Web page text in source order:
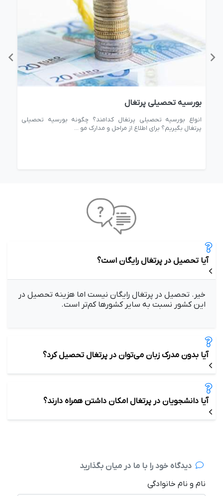
بورسیه تحصیلی پرتغال
انواع بورسیه تحصیلی پرتغال کدامند؟ چگونه بورسیه تحصیلی
پرتغال بگیریم؟ برای اطلاع از مراحل و مدارک مو ...
آیا تحصیل در پرتغال رایگان است؟
خیر. تحصیل در پرتغال رایگان نیست اما هزینه تحصیل در
این کشور نسبت به سایر کشورها کم‌تر است.
آیا بدون مدرک زبان می‌توان در پرتغال تحصیل کرد؟
آیا دانشجویان در پرتغال امکان داشتن همراه دارند؟
دیدگاه خود را با ما در میان بگذارید
نام و نام خانوادگی